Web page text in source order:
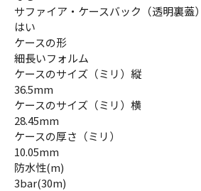
サファイア・ケースバック（透明裏蓋）
はい
ケースの形
細長いフォルム
ケースのサイズ（ミリ）縦
36.5mm
ケースのサイズ（ミリ）横
28.45mm
ケースの厚さ（ミリ）
10.05mm
防水性(m)
3bar(30m)